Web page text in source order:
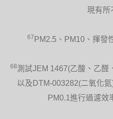
現有所
67 PM2.5、PM10、揮發
68測試JEM 1467(乙酸、乙醛
以及DTM-003282(二氧化
PM0.1進行過濾效